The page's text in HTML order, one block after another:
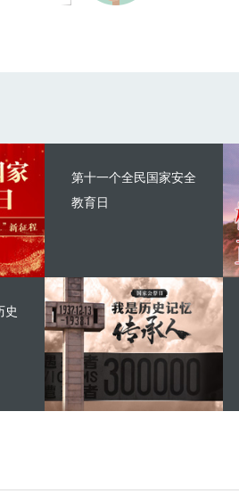
第十一个全民国家安全
教育日
史